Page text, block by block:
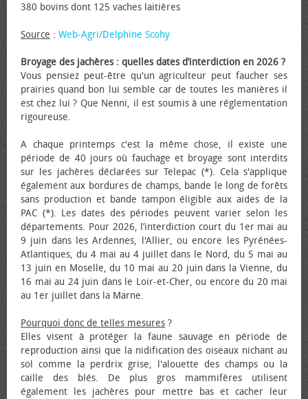
380 bovins dont 125 vaches laitières
Source : Web-Agri/Delphine Scohy
Broyage des jachères : quelles dates d’interdiction en 2026 ?
Vous pensiez peut-être qu'un agriculteur peut faucher ses
prairies quand bon lui semble car de toutes les manières il
est chez lui ? Que Nenni, il est soumis à une réglementation
rigoureuse.
A chaque printemps c'est la même chose, il existe une
période de 40 jours où fauchage et broyage sont interdits
sur les jachères déclarées sur Telepac (*). Cela s'applique
également aux bordures de champs, bande le long de forêts
sans production et bande tampon éligible aux aides de la
PAC (*). Les dates des périodes peuvent varier selon les
départements. Pour 2026, l’interdiction court du 1er mai au
9 juin dans les Ardennes, l'Allier, ou encore les Pyrénées-
Atlantiques, du 4 mai au 4 juillet dans le Nord, du 5 mai au
13 juin en Moselle, du 10 mai au 20 juin dans la Vienne, du
16 mai au 24 juin dans le Loir-et-Cher, ou encore du 20 mai
au 1er juillet dans la Marne.
Pourquoi donc de telles mesures ?
Elles visent à protéger la faune sauvage en période de
reproduction ainsi que la nidification des oiseaux nichant au
sol comme la perdrix grise, l'alouette des champs ou la
caille des blés. De plus gros mammifères utilisent
également les jachères pour mettre bas et cacher leur